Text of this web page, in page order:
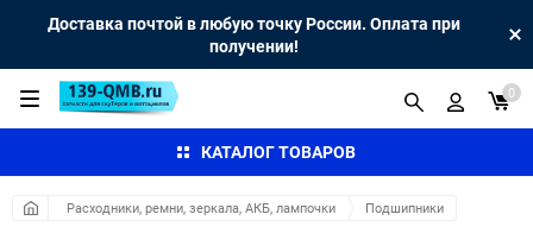
Доставка почтой в любую точку России. Оплата при
получении!
КАТАЛОГ ТОВАРОВ
0
Расходники, ремни, зеркала, АКБ, лампочки Подшипники